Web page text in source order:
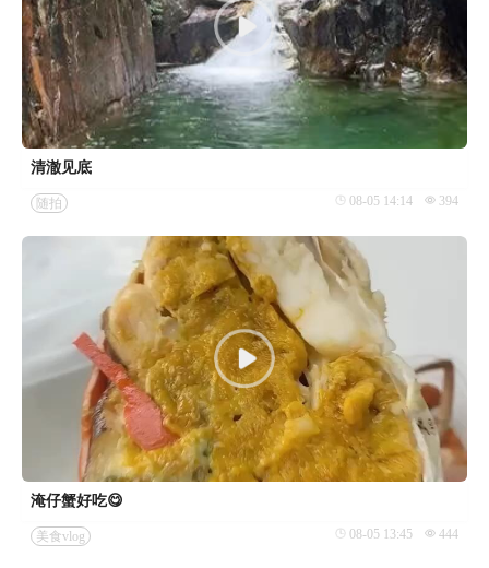
清澈见底
随拍 08-05 14:14 394
淹仔蟹好吃😋
美食vlog 08-05 13:45 444